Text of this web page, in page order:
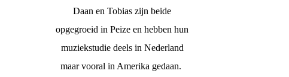
Daan en Tobias zijn beide
opgegroeid in Peize en hebben hun
muziekstudie deels in Nederland
maar vooral in Amerika gedaan.